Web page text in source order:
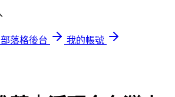
落格後台
我的帳號